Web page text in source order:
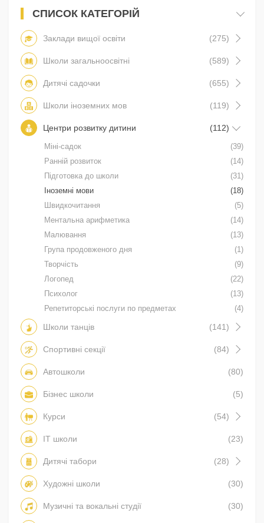
СПИСОК КАТЕГОРІЙ
Заклади вищої освіти (275)
Школи загальноосвітні (589)
Дитячі садочки (655)
Школи іноземних мов (119)
Центри розвитку дитини (112)
Міні-садок
(39)
Ранній розвиток
(14)
Підготовка до школи
(31)
Іноземні мови
(18)
Швидкочитання
(5)
Ментальна арифметика
(14)
Малювання
(13)
Група продовженого дня
(1)
Творчість
(9)
Логопед
(22)
Психолог
(13)
Репетиторські послуги по предметах
(4)
Школи танців (141)
Спортивні секції (84)
Автошколи (80)
Бізнес школи (5)
Курси (54)
IT школи (23)
Дитячі табори (28)
Художні школи (30)
Музичні та вокальні студії (30)